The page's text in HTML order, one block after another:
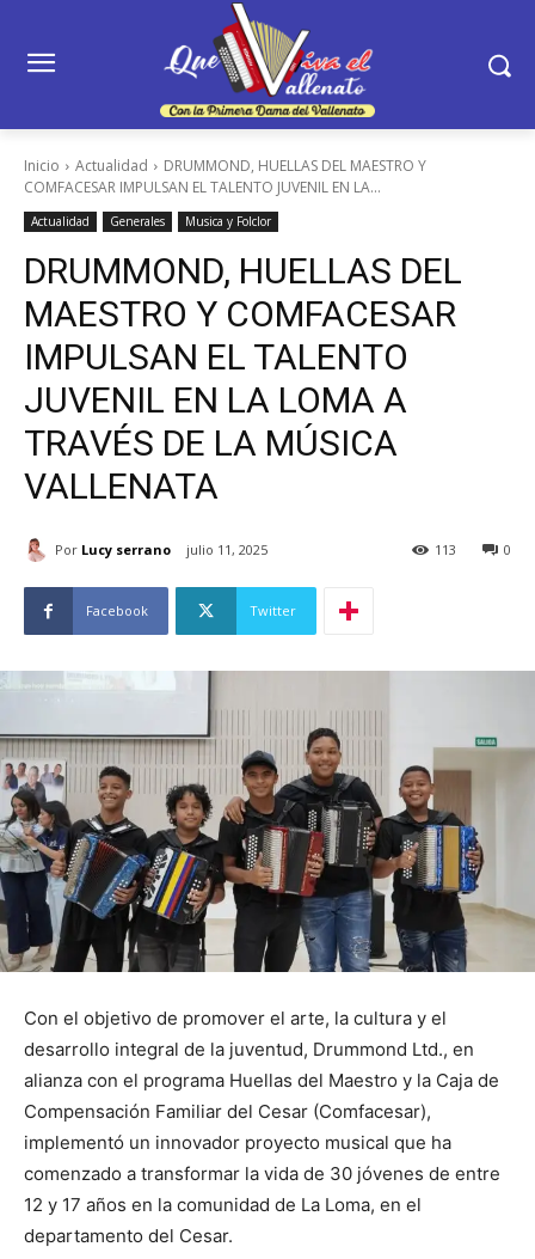
Inicio Actualidad
DRUMMOND, HUELLAS DEL MAESTRO Y
COMFACESAR IMPULSAN EL TALENTO JUVENIL EN LA...
Actualidad Generales Musica y Folclor
DRUMMOND, HUELLAS DEL
MAESTRO Y COMFACESAR
IMPULSAN EL TALENTO
JUVENIL EN LA LOMA A
TRAVÉS DE LA MÚSICA
VALLENATA
Por Lucy serrano julio 11, 2025 0
113
Facebook Twitter
Con el objetivo de promover el arte, la cultura y el
desarrollo integral de la juventud, Drummond Ltd., en
alianza con el programa Huellas del Maestro y la Caja de
Compensación Familiar del Cesar (Comfacesar),
implementó un innovador proyecto musical que ha
comenzado a transformar la vida de 30 jóvenes de entre
12 y 17 años en la comunidad de La Loma, en el
departamento del Cesar.